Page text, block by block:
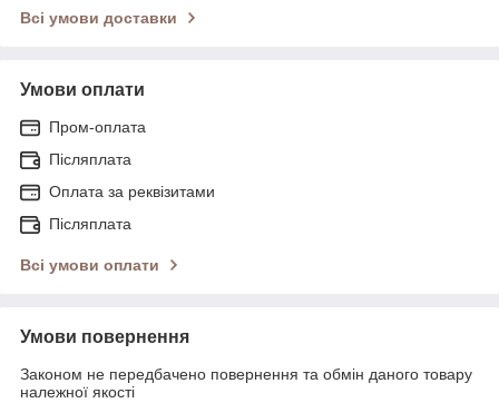
Всі умови доставки
Умови оплати
Пром-оплата
Післяплата
Оплата за реквізитами
Післяплата
Всі умови оплати
Умови повернення
Законом не передбачено повернення та обмін даного товару
належної якості